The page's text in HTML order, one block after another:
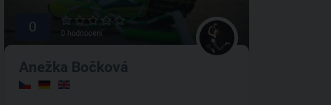
0 0 hodnocení
Anežka Bočková